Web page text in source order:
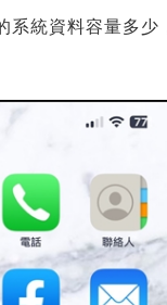
統資料容量多少